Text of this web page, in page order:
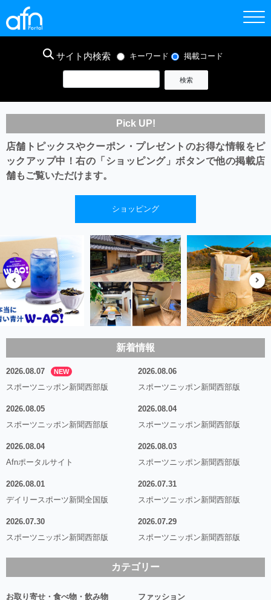
サイト内検索 キーワード 掲載コード
Pick UP!
店舗トピックスやクーポン・プレゼントのお得な情報をピ
ックアップ中！右の「ショッピング」ボタンで他の掲載店
舗もご覧いただけます。
ショッピング
新着情報
2026.08.07 NEW
スポーツニッポン新聞西部版
2026.08.06
スポーツニッポン新聞西部版
2026.08.05
スポーツニッポン新聞西部版
2026.08.04
スポーツニッポン新聞西部版
2026.08.04
Afnポータルサイト
2026.08.03
スポーツニッポン新聞西部版
2026.08.01
デイリースポーツ新聞全国版
2026.07.31
スポーツニッポン新聞西部版
2026.07.30
スポーツニッポン新聞西部版
2026.07.29
スポーツニッポン新聞西部版
カテゴリー
お取り寄せ・食べ物・飲み物 ファッション